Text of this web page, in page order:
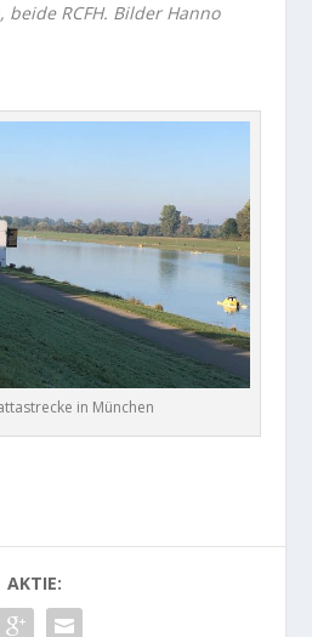
beide RCFH. Bilder Hanno
in München
AKTIE: